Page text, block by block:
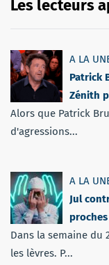
Les lecteurs
A LA
Patrick
Zénith
Alors que Patrick
d'agressions...
A LA
Jul
Dans la semaine du
les lèvres. P...